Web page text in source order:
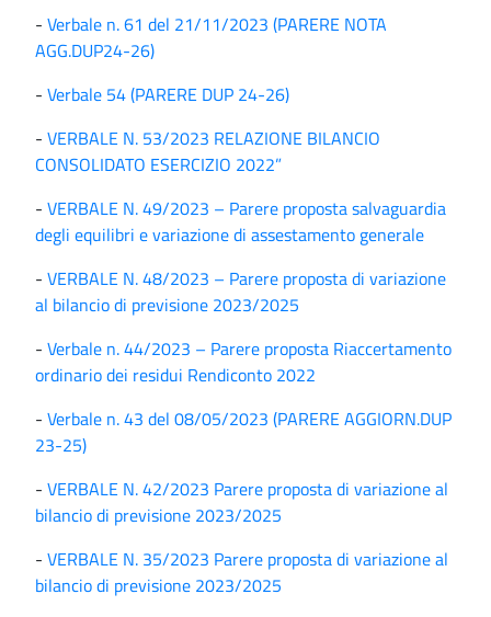
- Verbale n. 61 del 21/11/2023 (PARERE NOTA
AGG.DUP24-26)
- Verbale 54 (PARERE DUP 24-26)
- VERBALE N. 53/2023 RELAZIONE BILANCIO
CONSOLIDATO ESERCIZIO 2022”
- VERBALE N. 49/2023 – Parere proposta salvaguardia
degli equilibri e variazione di assestamento generale
- VERBALE N. 48/2023 – Parere proposta di variazione
al bilancio di previsione 2023/2025
- Verbale n. 44/2023 – Parere proposta Riaccertamento
ordinario dei residui Rendiconto 2022
- Verbale n. 43 del 08/05/2023 (PARERE AGGIORN.DUP
23-25)
- VERBALE N. 42/2023 Parere proposta di variazione al
bilancio di previsione 2023/2025
- VERBALE N. 35/2023 Parere proposta di variazione al
bilancio di previsione 2023/2025